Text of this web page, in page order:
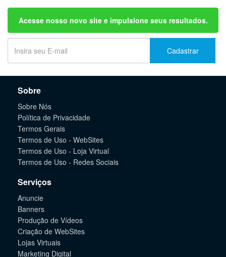
Acesse nosso novo site e impulsione seus resultados.
Cadastrar
Sobre
Sobre Nós
Política de Privacidade
Termos Gerais
Termos de Uso - WebSites
Termos de Uso - Loja Virtual
Termos de Uso - Redes Sociais
Serviços
Anuncie
Banners
Produção de Vídeos
Criação de WebSites
Lojas Virtuais
Marketing Digital